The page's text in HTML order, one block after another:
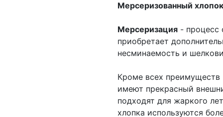
Мерсеризованный хлопок
Мерсеризация - процесс
приобретает
несминаемость и
Кроме всех преимуществ
имеют прекрасный
подходят для жаркого
хлопка используются